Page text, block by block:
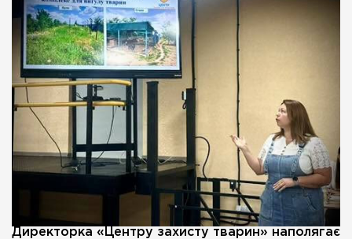
Директорка «Центру захисту тварин» наполягає